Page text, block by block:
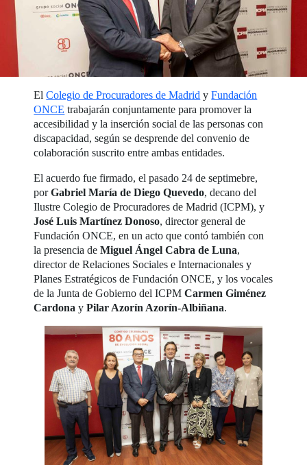
ElColegio de Procuradores de Madrid yFundación
ONCE trabajarán conjuntamente para promover la
accesibilidad y la inserción social de las personas con
discapacidad, según se desprende del convenio de
colaboración suscrito entre ambas entidades.
El acuerdo fue firmado, el pasado 24 de septimebre,
porGabriel María de Diego Quevedo, decano del
Ilustre Colegio de Procuradores de Madrid (ICPM), y
José Luis Martínez Donoso, director general de
Fundación ONCE, en un acto que contó también con
la presencia deMiguel Ángel Cabra de Luna,
director de Relaciones Sociales e Internacionales y
Planes Estratégicos de Fundación ONCE, y los vocales
de la Junta de Gobierno del ICPMCarmen Giménez
Cardona yPilar Azorín Azorín-Albiñana.